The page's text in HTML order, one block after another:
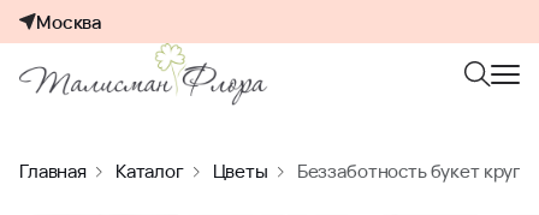
Москва
Главная Каталог Цветы Беззаботность букет